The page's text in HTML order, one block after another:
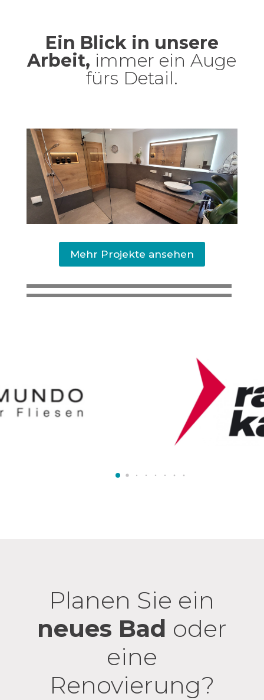
Ein Blick in unsere
Arbeit, immer ein Auge
fürs Detail.
Mehr Projekte ansehen
Planen Sie ein
neues Bad oder
eine
Renovierung?